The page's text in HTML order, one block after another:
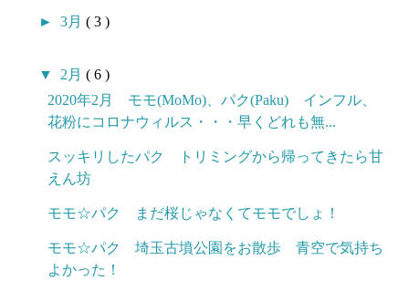
►3月( 3 )
▼ 2月( 6 )
2020年2月 モモ(MoMo)、パク(Paku) インフル、
花粉にコロナウィルス・・・早くどれも無...
スッキリしたパク トリミングから帰ってきたら甘
えん坊
モモ☆パク まだ桜じゃなくてモモでしょ！
モモ☆パク 埼玉古墳公園をお散歩 青空で気持ち
よかった！